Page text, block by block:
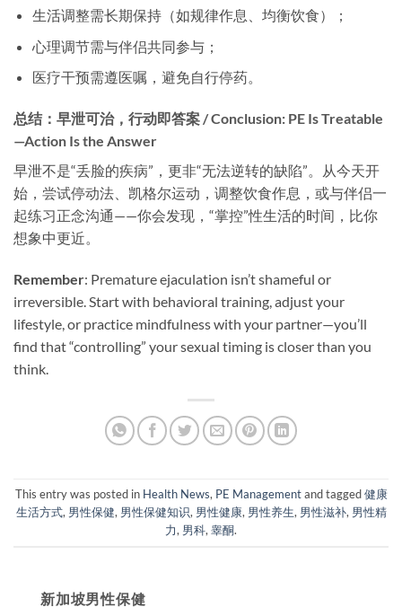
生活调整需长期保持（如规律作息、均衡饮食）；
心理调节需与伴侣共同参与；
医疗干预需遵医嘱，避免自行停药。
总结：早泄可治，行动即答案 / Conclusion: PE Is Treatable
—Action Is the Answer
早泄不是“丢脸的疾病”，更非“无法逆转的缺陷”。从今天开
始，尝试停动法、凯格尔运动，调整饮食作息，或与伴侣一
起练习正念沟通——你会发现，“掌控”性生活的时间，比你
想象中更近。
Remember: Premature ejaculation isn’t shameful or
irreversible. Start with behavioral training, adjust your
lifestyle, or practice mindfulness with your partner—you’ll
find that “controlling” your sexual timing is closer than you
think.
This entry was posted in Health News, PE Managementand tagged健康
生活方式, 男性保健, 男性保健知识, 男性健康, 男性养生, 男性滋补, 男性精
力, 男科,睾酮.
新加坡男性保健​